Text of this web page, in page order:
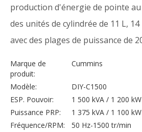
production d'énergie de pointe
des unités de cylindrée de 11 L, 14
avec des plages de puissance de
Marque de
produit:
Cummins
Modèle:
DIY-C1500
ESP. Pouvoir:
1 500 kVA / 1 200 kW
Puissance PRP:
1 375 kVA / 1 100 kW
Fréquence/RPM:
50 Hz-1500 tr/min